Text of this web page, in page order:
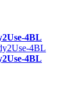
4BL
4BL